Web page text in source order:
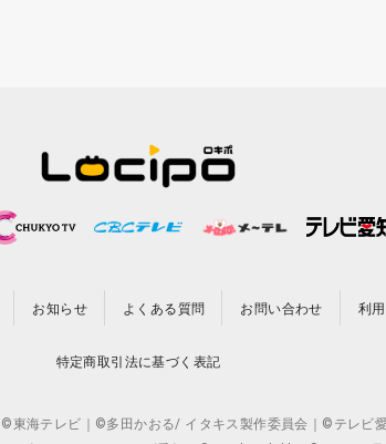
お知らせ よくある質問 お問い合わせ 利
特定商取引法に基づく表記
海テレビ｜©多田かおる/ イタキス製作委員会｜©テレビ